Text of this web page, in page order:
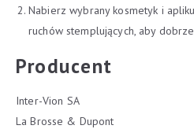
Nabierz wybrany kosmetyk i
ruchów stemplujących, aby
Producent
Inter-Vion SA
La Brosse & Dupont